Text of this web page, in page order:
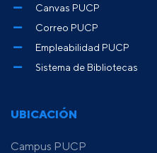
UBICACIÓN
Campus PUCP
Canvas PUCP
Correo PUCP
Empleabilidad PUCP
Sistema de Bibliotecas